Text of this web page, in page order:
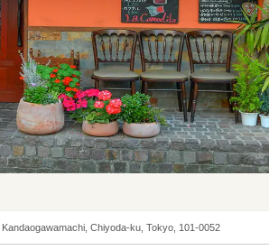
Kandaogawamachi, Chiyoda-ku, Tokyo, 101-0052